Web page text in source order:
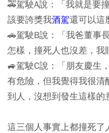
🚕駕駛A說：「我就是要
該要誇獎我酒駕還可以這
🚗駕駛B說：「我爸董事
怎樣，撞死人也沒差，我
🚙駕駛C說：「朋友慶生
有危險，但我覺得我很
到人，沒想到發生這樣的
這三個人事實上都撞死